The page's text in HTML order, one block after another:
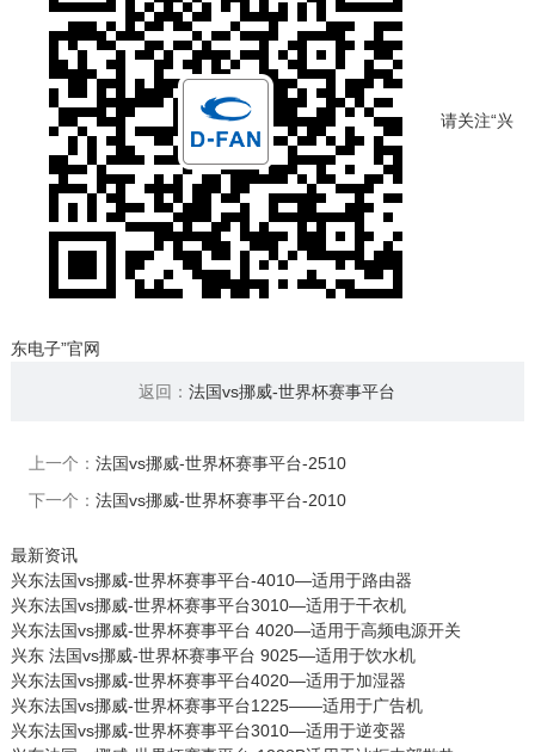
请关注“兴
东电子”官网
返回：法国vs挪威-世界杯赛事平台
上一个： 法国vs挪威-世界杯赛事平台-2510
下一个： 法国vs挪威-世界杯赛事平台-2010
最新资讯
兴东法国vs挪威-世界杯赛事平台-4010—适用于路由器
兴东法国vs挪威-世界杯赛事平台3010—适用于干衣机
兴东法国vs挪威-世界杯赛事平台 4020—适用于高频电源开关
兴东 法国vs挪威-世界杯赛事平台 9025—适用于饮水机
兴东法国vs挪威-世界杯赛事平台4020—适用于加湿器
兴东法国vs挪威-世界杯赛事平台1225——适用于广告机
兴东法国vs挪威-世界杯赛事平台3010—适用于逆变器